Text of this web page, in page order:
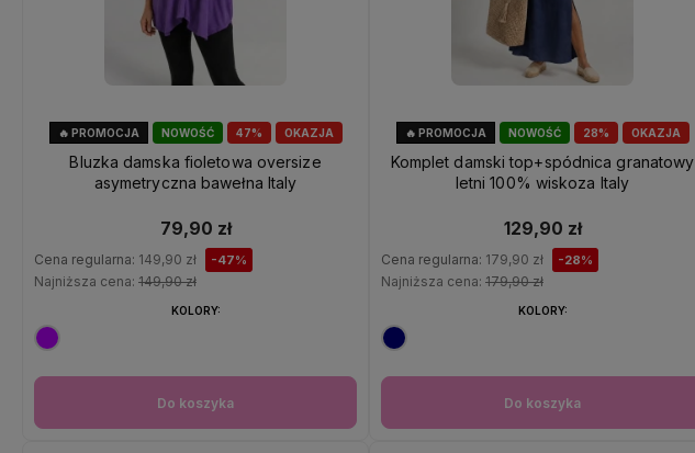
47%
NOWOŚĆ OKAZJA
🔥 PROMOCJA
Bluzka damska fioletowa oversize
asymetryczna bawełna Italy
79,90 zł
Cena regularna: 149,90 zł -47%
Najniższa cena: 149,90 zł
Do koszyka
KOLORY:
28%
NOWOŚĆ OKAZJA
🔥 PROMOCJA
Komplet damski top+spódnica granatowy
letni 100% wiskoza Italy
129,90 zł
Cena regularna: 179,90 zł -28%
Najniższa cena: 179,90 zł
Do koszyka
KOLORY: